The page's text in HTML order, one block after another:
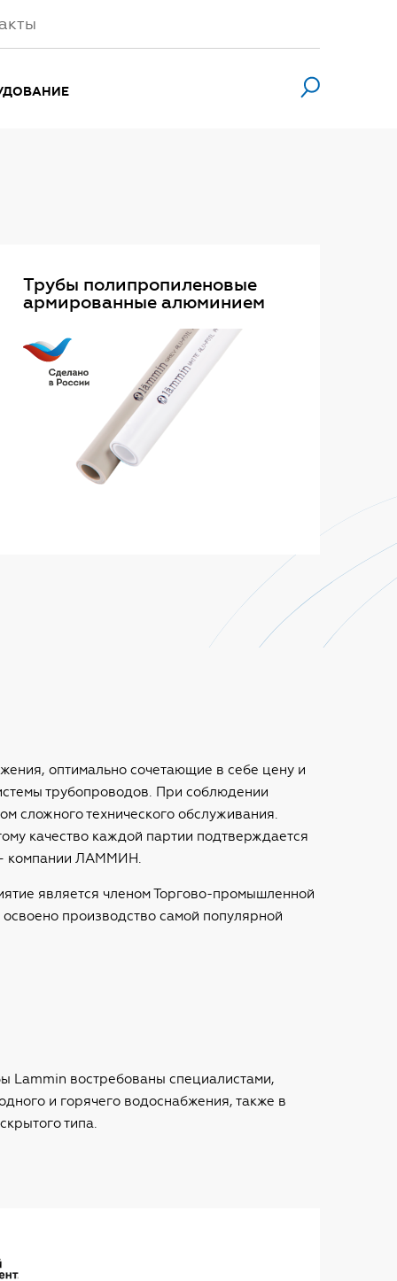
Трубы полипропиленовые
армированные алюминием
оптимально сочетающие в себе цену и
трубопроводов. При соблюдении
сложного технического обслуживания.
качество каждой партии подтверждается
– компании ЛАММИН.
является членом Торгово-промышленной
производство самой популярной
Lammin востребованы специалистами,
и горячего водоснабжения, также в
типа.